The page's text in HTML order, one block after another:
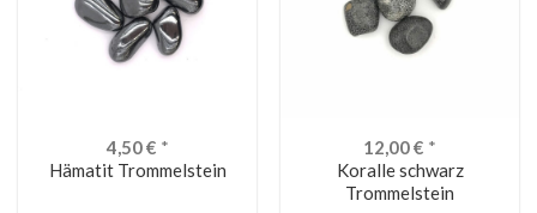
4,50€ *
Hämatit Trommelstein
12,00€ *
Koralle schwarz
Trommelstein